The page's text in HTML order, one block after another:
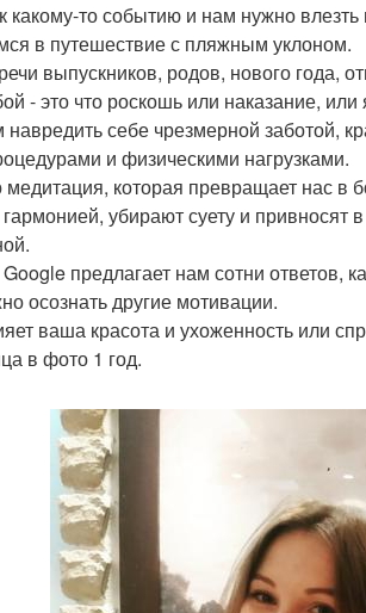
какому-то событию и нам нужно
в путешествие с пляжным уклоном.
выпускников, родов, нового года,
- это что роскошь или наказание,
навредить себе чрезмерной заботой,
и физическими нагрузками.
медитация, которая превращает нас
убирают суету и
предлагает нам сотни ответов,
осознать другие мотивации.
ваша красота и ухоженность или
в фото 1 год.